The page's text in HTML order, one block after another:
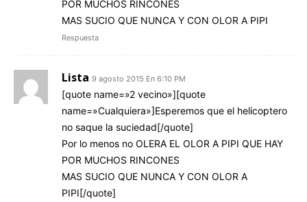
POR MUCHOS RINCONES
MAS SUCIO QUE NUNCA Y CON OLOR A PIPI
Respuesta
Lista 9 agosto 2015 En 6:10 PM
[quote name=»2 vecino»][quote
name=»Cualquiera»]Esperemos que el helicoptero
no saque la suciedad[/quote]
Por lo menos no OLERA EL OLOR A PIPI QUE HAY
POR MUCHOS RINCONES
MAS SUCIO QUE NUNCA Y CON OLOR A
PIPI[/quote]